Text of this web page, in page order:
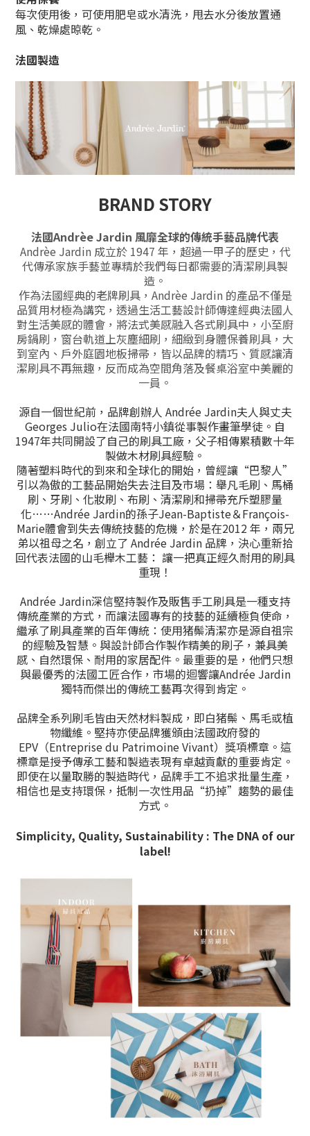
每次使用後，可使用肥皂或水清洗，甩去水分後放置通
風、乾燥處晾乾。
法國製造
BRAND STORY
法國Andrèe Jardin 風靡全球的傳統手藝品牌代表
Andrèe Jardin 成立於 1947 年，超過一甲子的歷史，代
代傳承家族手藝並專精於我們每日都需要的清潔刷具製
造。
作為法國經典的老牌刷具，Andrèe Jardin 的產品不僅是
品質用材極為講究，透過生活工藝設計師傳達經典法國人
對生活美感的體會，將法式美感融入各式刷具中，小至廚
房鍋刷，窗台軌道上灰塵細刷，細緻到身體保養刷具，大
到室內、戶外庭園地板掃帚，皆以品牌的精巧、質感讓清
潔刷具不再無趣，反而成為空間角落及餐桌浴室中美麗的
一員。
源自一個世紀前，品牌創辦人 Andrée Jardin夫人與丈夫
Georges Julio在法國南特小鎮從事製作畫筆學徒。自
1947年共同開設了自己的刷具工廠，父子相傳累積數十年
製做木材刷具經驗。
隨著塑料時代的到來和全球化的開始，曾經讓“巴黎人”
引以為傲的工藝品開始失去注目及市場：舉凡毛刷、馬桶
刷、牙刷、化妝刷、布刷、清潔刷和掃帚充斥塑膠量
化……Andrée Jardin的孫子Jean-Baptiste＆François-
Marie體會到失去傳統技藝的危機，於是在2012 年，兩兄
弟以祖母之名，創立了 Andrée Jardin 品牌，決心重新拾
回代表法國的山毛櫸木工藝： 讓一把真正經久耐用的刷具
重現！
Andrée Jardin深信堅持製作及販售手工刷具是一種支持
傳統產業的方式，而讓法國專有的技藝的延續極負使命，
繼承了刷具產業的百年傳統：使用猪鬃清潔亦是源自祖宗
的經驗及智慧。與設計師合作製作精美的刷子，兼具美
感、自然環保、耐用的家居配件。最重要的是，他們只想
與最優秀的法國工匠合作，市場的迴響讓Andrée Jardin
獨特而傑出的傳統工藝再次得到肯定。
品牌全系列刷毛皆由天然材料製成，即白猪鬃、馬毛或植
物纖維。堅持亦使品牌獲頒由法國政府發的
EPV（Entreprise du Patrimoine Vivant）獎項標章。這
標章是授予傳承工藝和製造表現有卓越貢獻的重要肯定。
即使在以量取勝的製造時代，品牌手工不追求批量生產，
相信也是支持環保，抵制一次性用品“扔掉”趨勢的最佳
方式。
Simplicity, Quality, Sustainability : The DNA of our
label!